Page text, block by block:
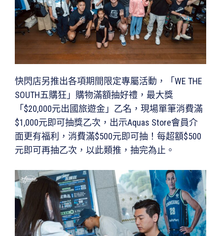
快閃店另推出各項期間限定專屬活動，「WE THE
SOUTH五購狂」購物滿額抽好禮，最大獎
「$20,000元出國旅遊金」乙名，現場單筆消費滿
$1,000元即可抽獎乙次，出示Aquas Store會員介
面更有福利，消費滿$500元即可抽！每超額$500
元即可再抽乙次，以此類推，抽完為止。